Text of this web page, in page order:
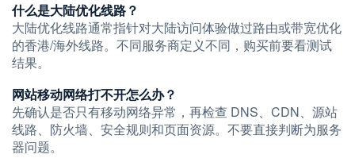
什么是大陆优化线路？
大陆优化线路通常指针对大陆访问体验做过路由或带宽优化
的香港/海外线路。不同服务商定义不同，购买前要看测试
结果。
网站移动网络打不开怎么办？
先确认是否只有移动网络异常，再检查 DNS、CDN、源站
线路、防火墙、安全规则和页面资源。不要直接判断为服务
器问题。